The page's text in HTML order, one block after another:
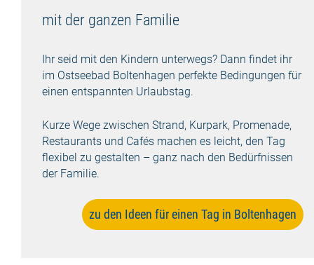
mit der ganzen Familie
Ihr seid mit den Kindern unterwegs? Dann findet ihr
im Ostseebad Boltenhagen perfekte Bedingungen für
einen entspannten Urlaubstag.
Kurze Wege zwischen Strand, Kurpark, Promenade,
Restaurants und Cafés machen es leicht, den Tag
flexibel zu gestalten – ganz nach den Bedürfnissen
der Familie.
zu den Ideen für einen Tag in Boltenhagen